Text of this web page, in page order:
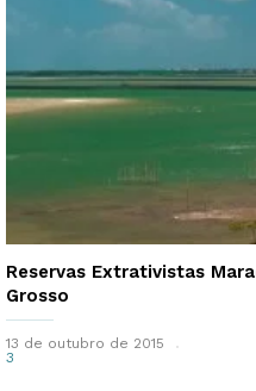
Reservas Extrativistas
Grosso
13 de outubro de 2015
3